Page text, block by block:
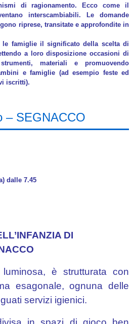
di ragionamento. Ecco come il
interscambiabili. Le domande
riprese, transitate e approfondite in
le famiglie il significato della scelta di
a loro disposizione occasioni di
materiali e promuovendo
e famiglie (ad esempio feste ed
iscritti).
– SEGNACCO
dalle 7.45
DI
è strutturata con
esagonale, ognuna delle
servizi igienici.